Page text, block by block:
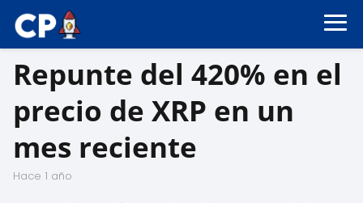
Repunte del 420% en el
precio de XRP en un
mes reciente
hace 1 año